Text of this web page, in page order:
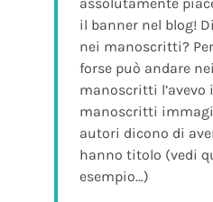
il banner nel blog!
nei manoscritti?
forse può andare
manoscritti l’avevo
manoscritti
autori dicono di
hanno titolo (vedi
esempio…)